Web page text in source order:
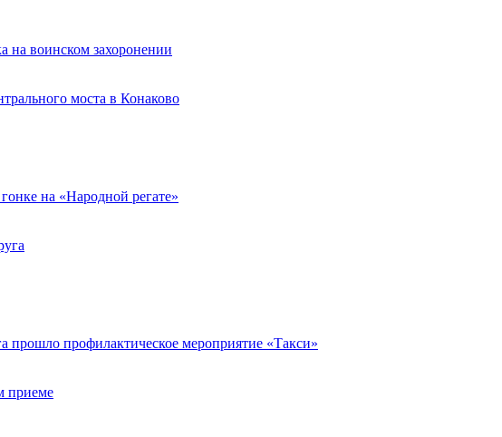
на воинском захоронении
моста в Конаково
на «Народной регате»
прошло профилактическое мероприятие «Такси»
приеме